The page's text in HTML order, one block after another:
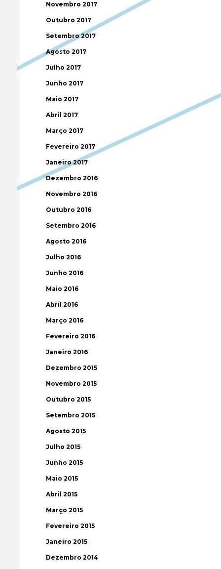
Novembro 2017
Outubro 2017
Setembro 2017
Agosto 2017
Julho 2017
Junho 2017
Maio 2017
Abril 2017
Março 2017
Fevereiro 2017
Janeiro 2017
Dezembro 2016
Novembro 2016
Outubro 2016
Setembro 2016
Agosto 2016
Julho 2016
Junho 2016
Maio 2016
Abril 2016
Março 2016
Fevereiro 2016
Janeiro 2016
Dezembro 2015
Novembro 2015
Outubro 2015
Setembro 2015
Agosto 2015
Julho 2015
Junho 2015
Maio 2015
Abril 2015
Março 2015
Fevereiro 2015
Janeiro 2015
Dezembro 2014